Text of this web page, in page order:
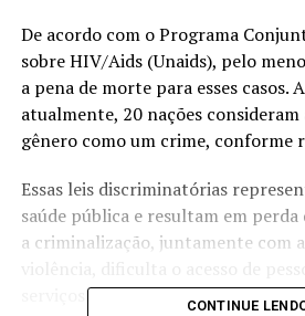
De acordo com o Programa
sobre HIV/Aids (Unaids), pelo
a pena de morte para esses casos.
atualmente, 20 nações consideram
gênero como um crime, conforme
Essas leis discriminatórias
saúde pública e resultam em perda
a criminalização, juntamente com
serviços essenciais.
CONTINUE